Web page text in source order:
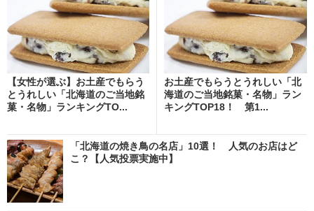
【女性が選ぶ】お土産でもらう
とうれしい「北海道のご当地銘
菓・名物」ランキングTO...
お土産でもらうとうれしい「北
海道のご当地銘菓・名物」ラン
キングTOP18！ 第1...
「北海道の焼き鳥の名店」10選！ 人気のお店はど
こ？【人気投票実施中】